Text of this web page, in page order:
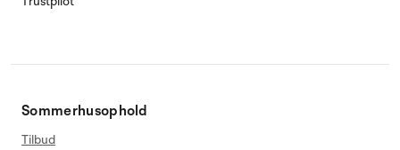
Sommerhusophold
Tilbud